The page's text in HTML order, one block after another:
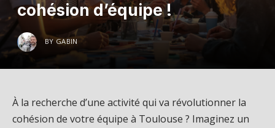
cohésion d’équipe !
BY GABIN
À la recherche d’une activité qui va révolutionner la
cohésion de votre équipe à Toulouse ? Imaginez un